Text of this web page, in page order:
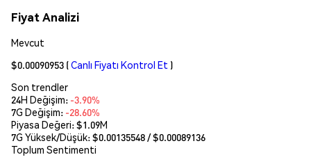
Fiyat Analizi
Mevcut
$0.00090953 (Canlı Fiyatı Kontrol Et )
Son trendler
24H Değişim: -3.90%
7G Değişim: -28.60%
Piyasa Değeri:$1.09M
7G Yüksek/Düşük: $0.00135548/ $0.00089136
Toplum Sentimenti